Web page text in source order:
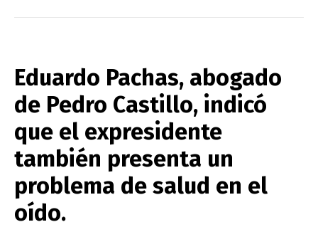
Eduardo Pachas, abogado
de Pedro Castillo, indicó
que el expresidente
también presenta un
problema de salud en el
oído.